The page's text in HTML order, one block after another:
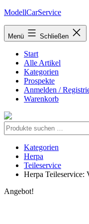
Zum
springen
ModellCarService
Menü Schließen
Start
Alle Artikel
Kategorien
Prospekte
Anmelden /
Warenkorb
Suche
Kategorien
Herpa
Teileservice
Herpa Teileservice:
Angebot!